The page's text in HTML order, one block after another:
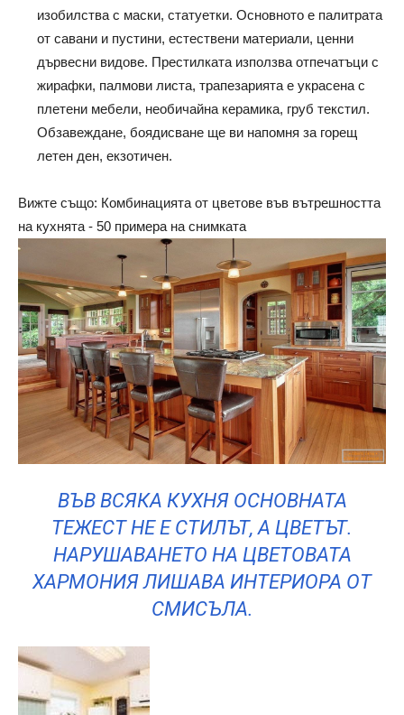
изобилства с маски, статуетки. Основното е палитрата
от савани и пустини, естествени материали, ценни
дървесни видове. Престилката използва отпечатъци с
жирафки, палмови листа, трапезарията е украсена с
плетени мебели, необичайна керамика, груб текстил.
Обзавеждане, боядисване ще ви напомня за горещ
летен ден, екзотичен.
Вижте също: Комбинацията от цветове във вътрешността
на кухнята - 50 примера на снимката
ВЪВ ВСЯКА КУХНЯ ОСНОВНАТА
ТЕЖЕСТ НЕ Е СТИЛЪТ, А ЦВЕТЪТ.
НАРУШАВАНЕТО НА ЦВЕТОВАТА
ХАРМОНИЯ ЛИШАВА ИНТЕРИОРА ОТ
СМИСЪЛА.